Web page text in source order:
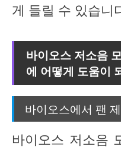
게 들릴 수 있습니
바이오스 저소음
에 어떻게 도움이
바이오스에서 팬
바이오스 저소음